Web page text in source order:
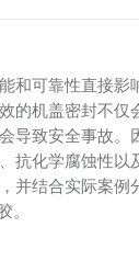
和可靠性直接
的机盖密封不
导致安全事故
抗化学腐蚀性以
并结合实际案
。